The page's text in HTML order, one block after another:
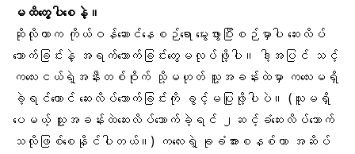
မထိတွေ့ပါစေနဲ့။
ဆိုလိုတာက ကိုယ်ဝန်ဆောင်နေစဉ်ရော မွေးဖွားပြီးစဉ်မှာပါ ဆေးလိပ်
သောက်ခြင်းနဲ့ အရက်သောက်ခြင်းတွေမလုပ်ဖို့ပါ။ ဒါ့အပြင် သင့်
ကလေးငယ်ရဲ့အနီးတစ်ဝိုက် သို့မဟုတ် သူ့အခန်းထဲမှာ ကလေးမရှိ
ခဲ့ရင်တောင် ဆေးလိပ်သောက်ခြင်းကို ခွင့်မပြုဖို့ပါပဲ။ (သူမရှိ
ပေမယ့် သူ့အခန်းထဲဆေးလိပ်သောက်ခဲ့ရင် ၂ဆင့်ခံဆေးလိပ်သောက်
သလိုဖြစ်စေနိုင်ပါတယ်။) ကလေးရဲ့ ခုခံအားစနစ်ဟာ အဆိပ်